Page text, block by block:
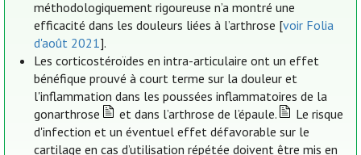
méthodologiquement rigoureuse n’a montré une
efficacité dans les douleurs liées à l’arthrose [voir Folia
d'août 2021].
Les corticostéroïdes en intra-articulaire ont un effet
bénéfique prouvé à court terme sur la douleur et
l'inflammation dans les poussées inflammatoires de la
gonarthrose
et dans l’arthrose de l’épaule.
Le risque
d'infection et un éventuel effet défavorable sur le
cartilage en cas d’utilisation répétée doivent être mis en